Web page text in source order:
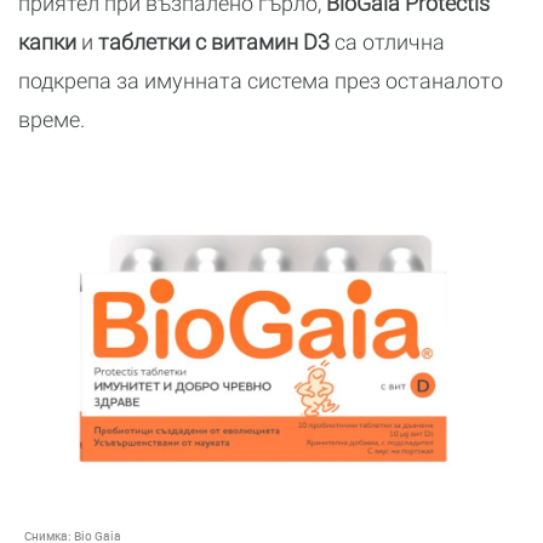
капки и таблетки с витамин D3са отлична
подкрепа за имунната система през останалото
време.
Снимка: Bio Gaia